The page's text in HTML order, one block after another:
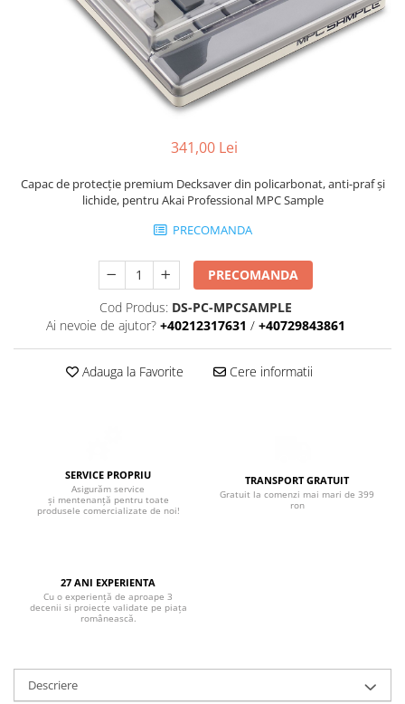
CD Player
Network Player
Accesorii
Boxe
Boxe de raft
Sisteme surround
Subwoofer
Boxe de perete
Boxe podea
Cablu semnal echipat
Pupitre Mobile
Efecte de lumina cu LED
Lichide Fum Ceata Baloane
Lumini arhitecturale cu acumulator
Masini Fum Ceata Baloane
Moving Heads & Scanners
Proiectoare Teatru si Scena
341,00 Lei
Capac de protecție premium Decksaver din policarbonat, anti-praf și
lichide, pentru Akai Professional MPC Sample
PRECOMANDA
PRECOMANDA
Cod Produs: DS-PC-MPCSAMPLE
Ai nevoie de ajutor? +40212317631 / +40729843861
Adauga la Favorite Cere informatii
SERVICE PROPRIU
Asigurăm service
și mentenanță pentru toate
produsele comercializate de noi!
TRANSPORT GRATUIT
Gratuit la comenzi mai mari de 399
ron
27 ANI EXPERIENTA
Cu o experiență de aproape 3
decenii si proiecte validate pe piața
românească.
Descriere